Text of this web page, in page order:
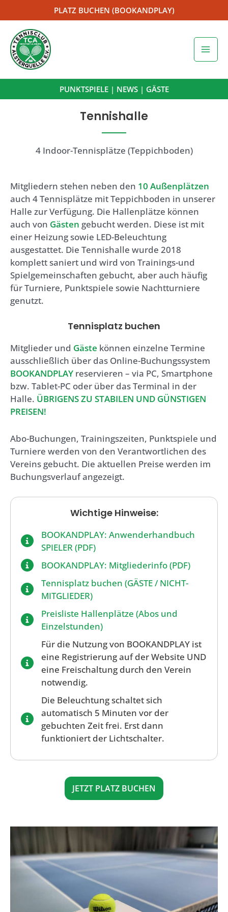
Inhalt
springen
PLATZ BUCHEN (BOOKANDPLAY)
PUNKTSPIELE| NEWS| GÄSTE
Tennishalle
4 Indoor-Tennisplätze (Teppichboden)
Mitgliedern stehen neben den 10 Außenplätzen
auch 4 Tennisplätze mit Teppichboden in unserer
Halle zur Verfügung. Die Hallenplätze können
auch von Gästen gebucht werden. Diese ist mit
einer Heizung sowie LED-Beleuchtung
ausgestattet. Die Tennishalle wurde 2018
komplett saniert und wird von Trainings-und
Spielgemeinschaften gebucht, aber auch häufig
für Turniere, Punktspiele sowie Nachtturniere
genutzt.
Tennisplatz buchen
Mitglieder und Gäste können einzelne Termine
ausschließlich über das Online-Buchungssystem
BOOKANDPLAY reservieren – via PC, Smartphone
bzw. Tablet-PC oder über das Terminal in der
Halle. ÜBRIGENS ZU STABILEN UND GÜNSTIGEN
PREISEN!
Abo-Buchungen, Trainingszeiten, Punktspiele und
Turniere werden von den Verantwortlichen des
Vereins gebucht. Die aktuellen Preise werden im
Buchungsverlauf angezeigt.
Wichtige Hinweise:
BOOKANDPLAY: Anwenderhandbuch
SPIELER (PDF)
BOOKANDPLAY: Mitgliederinfo (PDF)
Tennisplatz buchen (GÄSTE / NICHT-
MITGLIEDER)
Preisliste Hallenplätze (Abos und
Einzelstunden)
Für die Nutzung von BOOKANDPLAY ist
eine Registrierung auf der Website UND
eine Freischaltung durch den Verein
notwendig.
Die Beleuchtung schaltet sich
automatisch 5 Minuten vor der
gebuchten Zeit frei. Erst dann
funktioniert der Lichtschalter.
JETZT PLATZ BUCHEN